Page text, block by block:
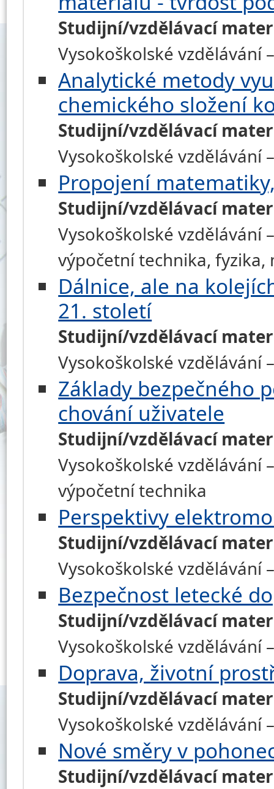
Studijní/vzdělávací
Vysokoškolské vzdělávání
Analytické metody
chemického složení
Studijní/vzdělávací
Vysokoškolské vzdělávání
Propojení
Studijní/vzdělávací
Vysokoškolské
výpočetní technika,
Dálnice, ale na
21. století
Studijní/vzdělávací
Vysokoškolské vzdělávání
Základy bezpečného
chování uživatele
Studijní/vzdělávací
Vysokoškolské
výpočetní technika
Perspektivy
Studijní/vzdělávací
Vysokoškolské vzdělávání
Bezpečnost letecké
Studijní/vzdělávací
Vysokoškolské vzdělávání
Doprava, životní
Studijní/vzdělávací
Vysokoškolské vzdělávání
Nové směry v
Studijní/vzdělávací